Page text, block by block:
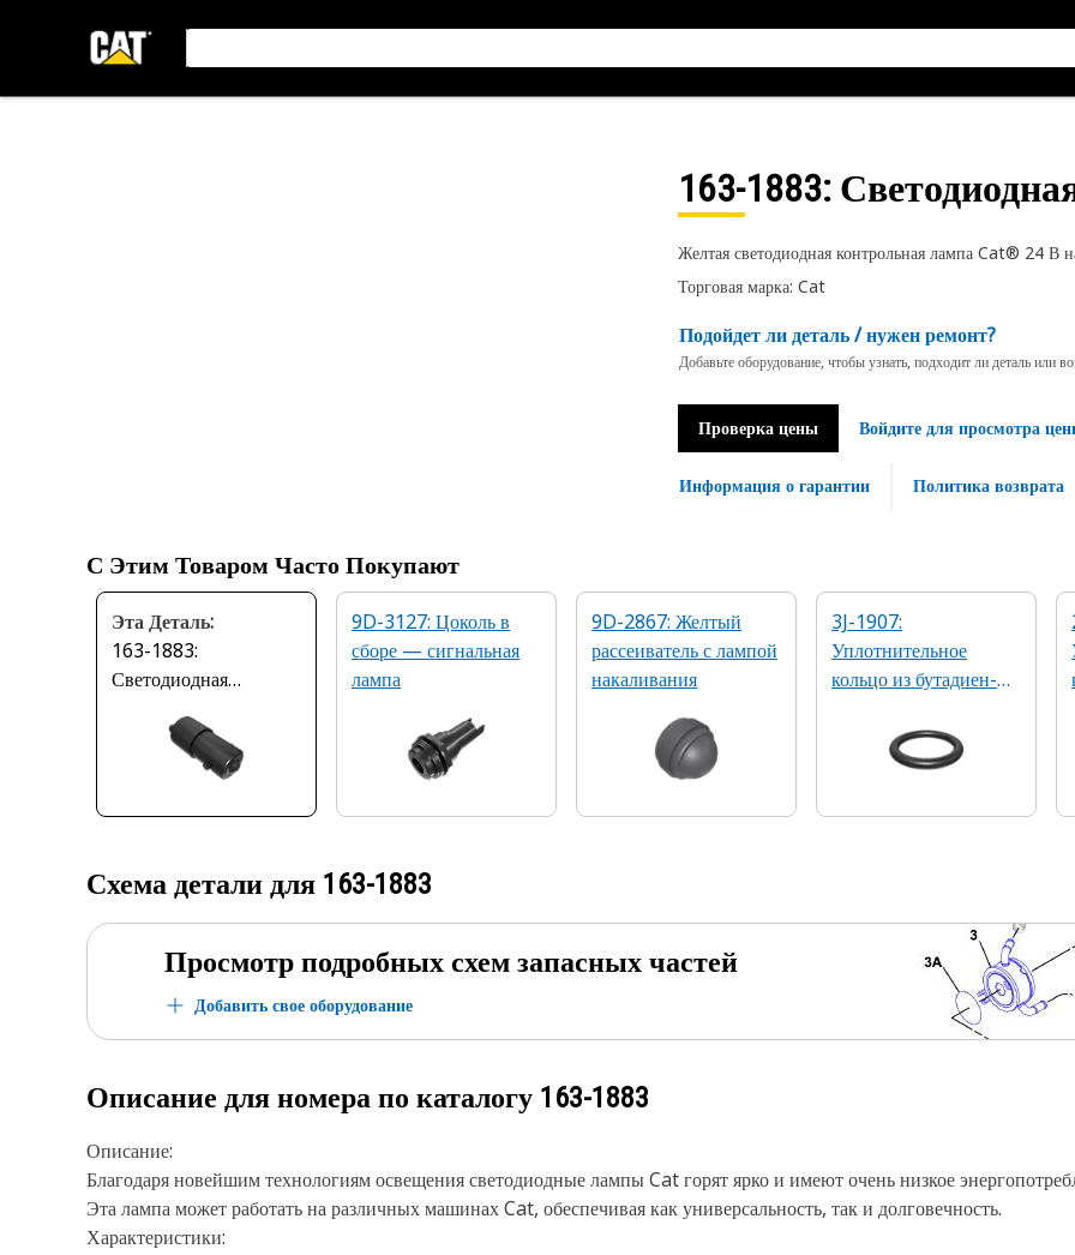
163-1883:
Желтая светодиодная контрольная лампа Cat® 24 В
Торговая марка: Cat
Подойдет ли деталь / нужен ремонт?
Добавьте оборудование, чтобы узнать, подходит ли деталь или
Проверка цены Войдите для просмотра
Информация о гарантии Политика возврата
С Этим Товаром Часто Покупают
Эта Деталь:
163-1883:
Светодиодная
9D-3127: Цоколь в
сборе — сигнальная
лампа
9D-2867: Желтый
рассеиватель с лампой
накаливания
3J-1907:
Уплотнительное
кольцо из бутадиен-
90А, 1,98 x 11,89 мм
Схема детали для 163-1883
Просмотр подробных схем запасных частей
Добавить свое оборудование
Описание для номера по каталогу 163-1883
Описание:
Благодаря новейшим технологиям освещения светодиодные лампы Cat горят ярко и имеют очень низкое
Эта лампа может работать на различных машинах Cat, обеспечивая как универсальность, так и долговечность.
Характеристики: